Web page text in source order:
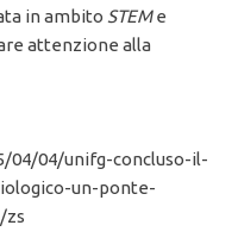
in ambito STEMe
attenzione alla
04/04/unifg-concluso-il-
un-ponte-
zs